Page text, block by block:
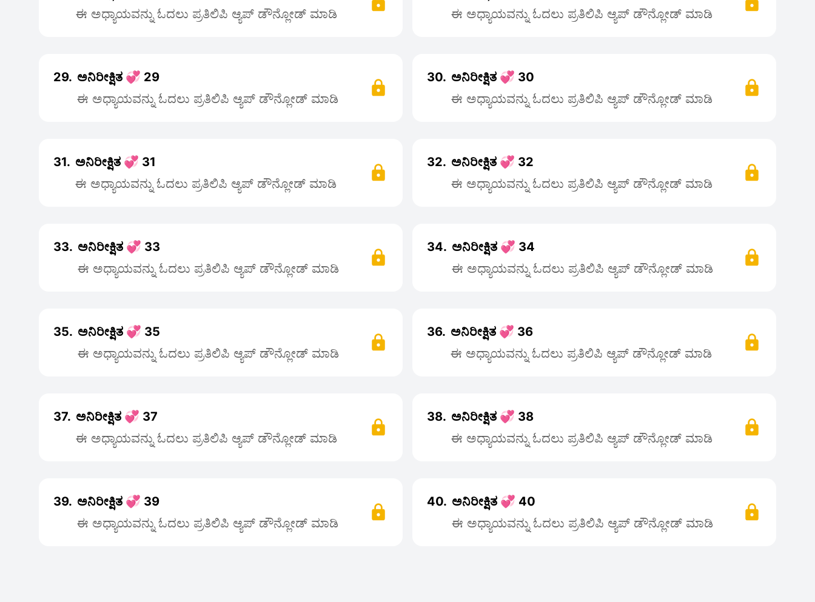
ಈ ಅಧ್ಯಾಯವನ್ನು ಓದಲು ಪ್ರತಿಲಿಪಿ ಆ್ಯಪ್ ಡೌನ್ಲೋಡ್ ಮಾಡಿ
ಈ ಅಧ್ಯಾಯವನ್ನು ಓದಲು ಪ್ರತಿಲಿಪಿ ಆ್ಯಪ್ ಡೌನ್ಲೋಡ್ ಮಾಡಿ
29. ಅನಿರೀಕ್ಷಿತ 💞 29
ಈ ಅಧ್ಯಾಯವನ್ನು ಓದಲು ಪ್ರತಿಲಿಪಿ ಆ್ಯಪ್ ಡೌನ್ಲೋಡ್ ಮಾಡಿ
30. ಅನಿರೀಕ್ಷಿತ 💞 30
ಈ ಅಧ್ಯಾಯವನ್ನು ಓದಲು ಪ್ರತಿಲಿಪಿ ಆ್ಯಪ್ ಡೌನ್ಲೋಡ್ ಮಾಡಿ
31. ಅನಿರೀಕ್ಷಿತ 💞 31
ಈ ಅಧ್ಯಾಯವನ್ನು ಓದಲು ಪ್ರತಿಲಿಪಿ ಆ್ಯಪ್ ಡೌನ್ಲೋಡ್ ಮಾಡಿ
32. ಅನಿರೀಕ್ಷಿತ 💞 32
ಈ ಅಧ್ಯಾಯವನ್ನು ಓದಲು ಪ್ರತಿಲಿಪಿ ಆ್ಯಪ್ ಡೌನ್ಲೋಡ್ ಮಾಡಿ
33. ಅನಿರೀಕ್ಷಿತ 💞 33
ಈ ಅಧ್ಯಾಯವನ್ನು ಓದಲು ಪ್ರತಿಲಿಪಿ ಆ್ಯಪ್ ಡೌನ್ಲೋಡ್ ಮಾಡಿ
34. ಅನಿರೀಕ್ಷಿತ 💞 34
ಈ ಅಧ್ಯಾಯವನ್ನು ಓದಲು ಪ್ರತಿಲಿಪಿ ಆ್ಯಪ್ ಡೌನ್ಲೋಡ್ ಮಾಡಿ
35. ಅನಿರೀಕ್ಷಿತ 💞 35
ಈ ಅಧ್ಯಾಯವನ್ನು ಓದಲು ಪ್ರತಿಲಿಪಿ ಆ್ಯಪ್ ಡೌನ್ಲೋಡ್ ಮಾಡಿ
36. ಅನಿರೀಕ್ಷಿತ 💞 36
ಈ ಅಧ್ಯಾಯವನ್ನು ಓದಲು ಪ್ರತಿಲಿಪಿ ಆ್ಯಪ್ ಡೌನ್ಲೋಡ್ ಮಾಡಿ
37. ಅನಿರೀಕ್ಷಿತ 💞 37
ಈ ಅಧ್ಯಾಯವನ್ನು ಓದಲು ಪ್ರತಿಲಿಪಿ ಆ್ಯಪ್ ಡೌನ್ಲೋಡ್ ಮಾಡಿ
38. ಅನಿರೀಕ್ಷಿತ 💞 38
ಈ ಅಧ್ಯಾಯವನ್ನು ಓದಲು ಪ್ರತಿಲಿಪಿ ಆ್ಯಪ್ ಡೌನ್ಲೋಡ್ ಮಾಡಿ
39. ಅನಿರೀಕ್ಷಿತ 💞 39
ಈ ಅಧ್ಯಾಯವನ್ನು ಓದಲು ಪ್ರತಿಲಿಪಿ ಆ್ಯಪ್ ಡೌನ್ಲೋಡ್ ಮಾಡಿ
40. ಅನಿರೀಕ್ಷಿತ 💞 40
ಈ ಅಧ್ಯಾಯವನ್ನು ಓದಲು ಪ್ರತಿಲಿಪಿ ಆ್ಯಪ್ ಡೌನ್ಲೋಡ್ ಮಾಡಿ